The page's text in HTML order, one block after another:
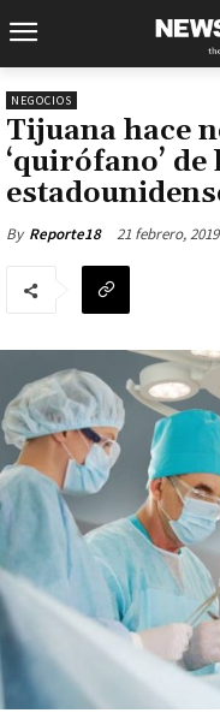
NEGOCIOS
Tijuana hace
‘quirófano’ de
By Reporte18 21 febrero, 2019